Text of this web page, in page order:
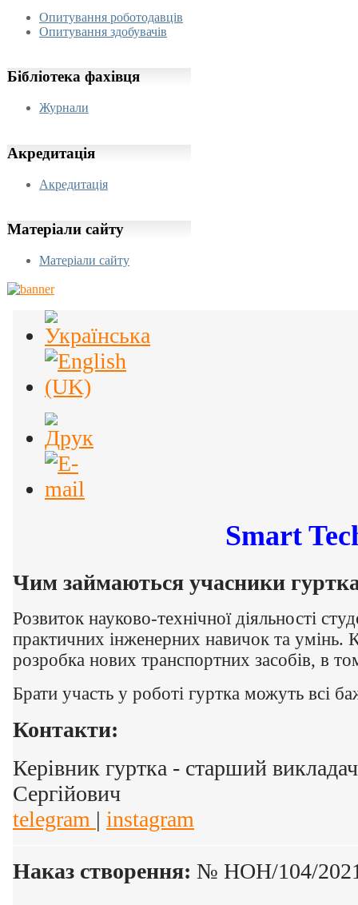
Опитування роботодавців
Опитування здобувачів
Бібліотека фахівця
Журнали
Акредитація
Акредитація
Матеріали сайту
Матеріали сайту
Smart
Чим займаються учасники
Розвиток науково-технічної діяльності
практичних інженерних навичок та умінь.
розробка нових транспортних засобів, в
Брати участь у роботі гуртка можуть всі
Контакти:
Керівник гуртка - старший
Сергійович
telegram | instagram
Наказ створення: № НОН/104/2021